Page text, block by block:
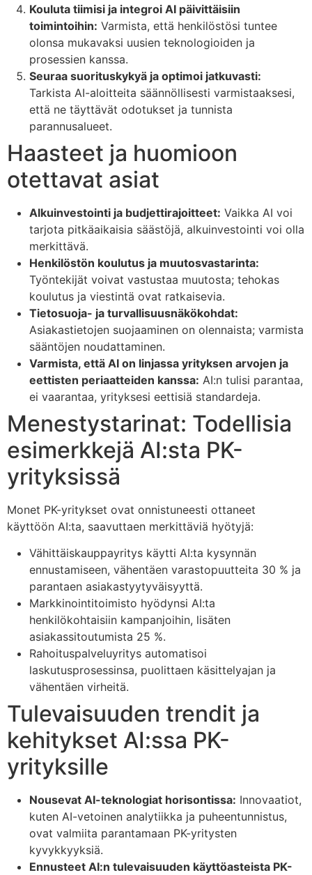
Kouluta tiimisi ja integroi AI päivittäisiin
toimintoihin: Varmista, että henkilöstösi tuntee
olonsa mukavaksi uusien teknologioiden ja
prosessien kanssa.
Seuraa suorituskykyä ja optimoi jatkuvasti:
Tarkista AI-aloitteita säännöllisesti varmistaaksesi,
että ne täyttävät odotukset ja tunnista
parannusalueet.
Haasteet ja huomioon
otettavat asiat
Alkuinvestointi ja budjettirajoitteet: Vaikka AI voi
tarjota pitkäaikaisia säästöjä, alkuinvestointi voi olla
merkittävä.
Henkilöstön koulutus ja muutosvastarinta:
Työntekijät voivat vastustaa muutosta; tehokas
koulutus ja viestintä ovat ratkaisevia.
Tietosuoja- ja turvallisuusnäkökohdat:
Asiakastietojen suojaaminen on olennaista; varmista
sääntöjen noudattaminen.
Varmista, että AI on linjassa yrityksen arvojen ja
eettisten periaatteiden kanssa: AI:n tulisi parantaa,
ei vaarantaa, yrityksesi eettisiä standardeja.
Menestystarinat: Todellisia
esimerkkejä AI:sta PK-
yrityksissä
Monet PK-yritykset ovat onnistuneesti ottaneet
käyttöön AI:ta, saavuttaen merkittäviä hyötyjä:
Vähittäiskauppayritys käytti AI:ta kysynnän
ennustamiseen, vähentäen varastopuutteita 30 % ja
parantaen asiakastyytyväisyyttä.
Markkinointitoimisto hyödynsi AI:ta
henkilökohtaisiin kampanjoihin, lisäten
asiakassitoutumista 25 %.
Rahoituspalveluyritys automatisoi
laskutusprosessinsa, puolittaen käsittelyajan ja
vähentäen virheitä.
Tulevaisuuden trendit ja
kehitykset AI:ssa PK-
yrityksille
Nousevat AI-teknologiat horisontissa: Innovaatiot,
kuten AI-vetoinen analytiikka ja puheentunnistus,
ovat valmiita parantamaan PK-yritysten
kyvykkyyksiä.
Ennusteet AI:n tulevaisuuden käyttöasteista PK-